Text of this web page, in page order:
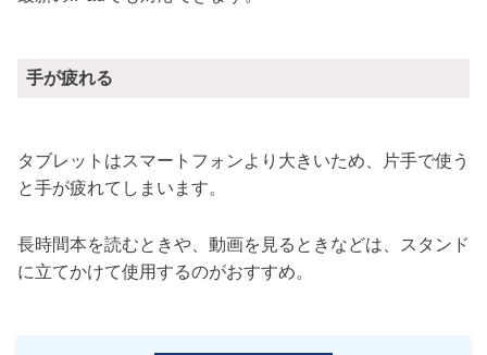
手が疲れる
タブレットはスマートフォンより大きいため、片手で使う
と手が疲れてしまいます。
長時間本を読むときや、動画を見るときなどは、スタンド
に立てかけて使用するのがおすすめ。